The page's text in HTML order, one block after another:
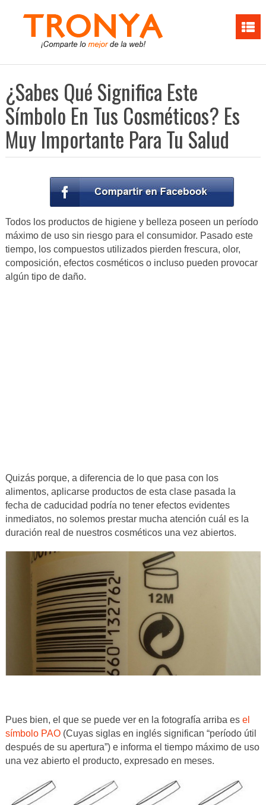
¿Sabes Qué Significa Este
Símbolo En Tus Cosméticos? Es
Muy Importante Para Tu Salud
Todos los productos de higiene y belleza poseen un período
máximo de uso sin riesgo para el consumidor. Pasado este
tiempo, los compuestos utilizados pierden frescura, olor,
composición, efectos cosméticos o incluso pueden provocar
algún tipo de daño.
Quizás porque, a diferencia de lo que pasa con los
alimentos, aplicarse productos de esta clase pasada la
fecha de caducidad podría no tener efectos evidentes
inmediatos, no solemos prestar mucha atención cuál es la
duración real de nuestros cosméticos una vez abiertos.
Pues bien, el que se puede ver en la fotografía arriba es el
símbolo PAO(Cuyas siglas en inglés significan “período útil
después de su apertura”) e informa el tiempo máximo de uso
una vez abierto el producto, expresado en meses.